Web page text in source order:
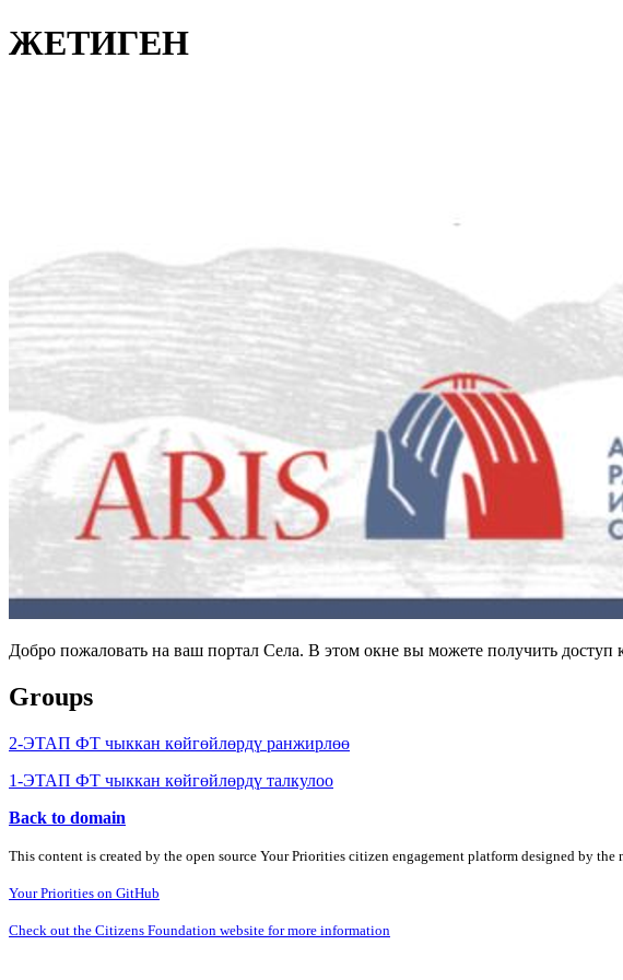
ЖЕТИГЕН
Добро пожаловать на ваш портал Села. В этом окне вы можете получить
Groups
2-ЭТАП ФТ чыккан көйгөйлөрдү ранжирлөө
1-ЭТАП ФТ чыккан көйгөйлөрдү талкулоо
Back to domain
This content is created by the open source Your Priorities citizen engagement platform designed by
Your Priorities on GitHub
Check out the Citizens Foundation website for more information